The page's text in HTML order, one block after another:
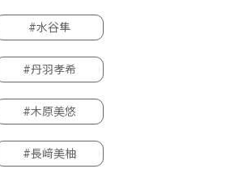
#水谷隼
#丹羽孝希
#木原美悠
#長﨑美柚